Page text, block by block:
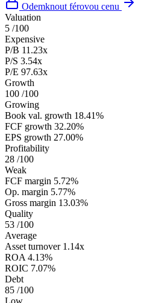
Odemknout férovou cenu
Valuation
5 /100
Expensive
P/B 11.23x
P/S 3.54x
P/E 97.63x
Growth
100 /100
Growing
Book val. growth 18.41%
FCF growth 32.20%
EPS growth 27.00%
Profitability
28 /100
Weak
FCF margin 5.72%
Op. margin 5.77%
Gross margin 13.03%
Quality
53 /100
Average
Asset turnover 1.14x
ROA 4.13%
ROIC 7.07%
Debt
85 /100
Low